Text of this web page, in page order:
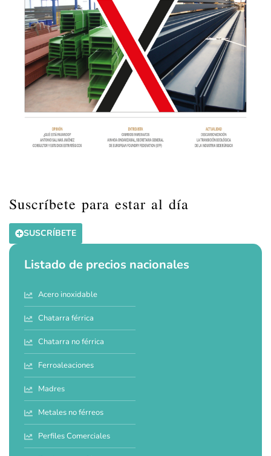
Suscríbete para estar al día
SUSCRÍBETE
Listado de precios nacionales
Acero inoxidable
Chatarra férrica
Chatarra no férrica
Ferroaleaciones
Madres
Metales no férreos
Perfiles Comerciales